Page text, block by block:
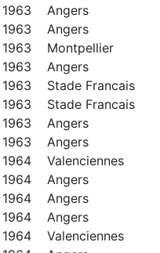
1963
Angers
1963
Angers
1963
Montpellier
1963
Angers
1963
Stade Francais
1963
Stade Francais
1963
Angers
1963
Angers
1964
Valenciennes
1964
Angers
1964
Angers
1964
Angers
1964
Valenciennes